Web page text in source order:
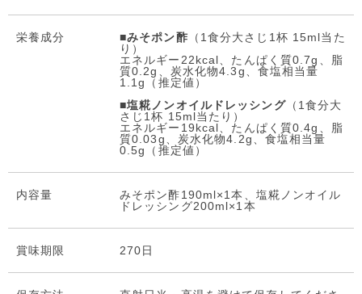
栄養成分 ■みそポン酢 （1食分大さじ1杯 15ml当た
り）
エネルギー22kcal、たんぱく質0.7g、脂
質0.2g、炭水化物4.3g、食塩相当量
1.1g（推定値）
■塩糀ノンオイルドレッシング（1食分大
さじ1杯 15ml当たり）
エネルギー19kcal、たんぱく質0.4g、脂
質0.03g、炭水化物4.2g、食塩相当量
0.5g（推定値）
内容量
みそポン酢190ml×1本、塩糀ノンオイル
ドレッシング200ml×1本
賞味期限 270日